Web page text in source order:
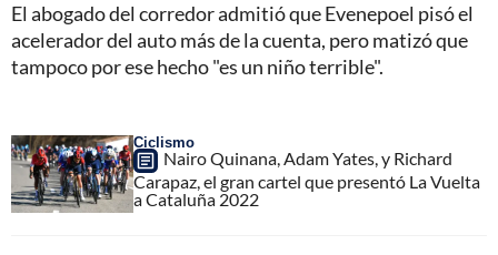
El abogado del corredor admitió que Evenepoel pisó el
acelerador del auto más de la cuenta, pero matizó que
tampoco por ese hecho "es un niño terrible".
Ciclismo
Nairo Quinana, Adam Yates, y Richard
Carapaz, el gran cartel que presentó La Vuelta
a Cataluña 2022